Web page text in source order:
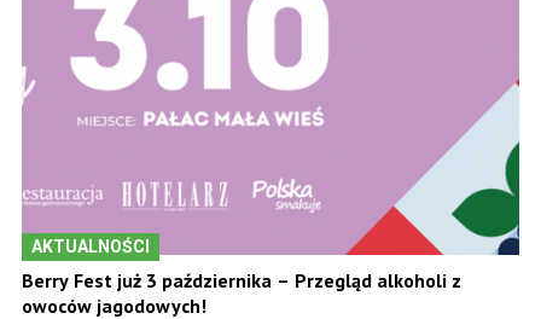
AKTUALNOŚCI
Berry Fest już 3 października – Przegląd alkoholi z
owoców jagodowych!